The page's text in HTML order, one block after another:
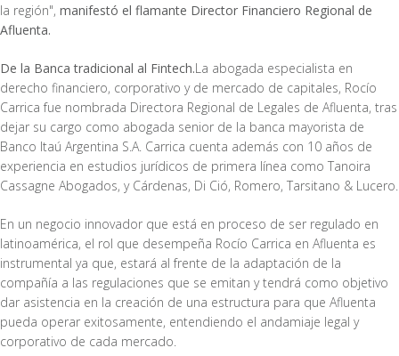
la región", manifestó el flamante Director Financiero Regional de
Afluenta.
De la Banca tradicional al Fintech.La abogada especialista en
derecho financiero, corporativo y de mercado de capitales, Rocío
Carrica fue nombrada Directora Regional de Legales de Afluenta, tras
dejar su cargo como abogada senior de la banca mayorista de
Banco Itaú Argentina S.A. Carrica cuenta además con 10 años de
experiencia en estudios jurídicos de primera línea como Tanoira
Cassagne Abogados, y Cárdenas, Di Ció, Romero, Tarsitano & Lucero.
En un negocio innovador que está en proceso de ser regulado en
latinoamérica, el rol que desempeña Rocío Carrica en Afluenta es
instrumental ya que, estará al frente de la adaptación de la
compañía a las regulaciones que se emitan y tendrá como objetivo
dar asistencia en la creación de una estructura para que Afluenta
pueda operar exitosamente, entendiendo el andamiaje legal y
corporativo de cada mercado.